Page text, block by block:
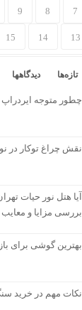
7
8
9
13
14
15
تازه‌ها دیدگاهها
چطور متوجه ایردراپ
نقش چراغ توکار در
بررسی مزایا و
بهترین گوشی برای
نکات مهم در خرید